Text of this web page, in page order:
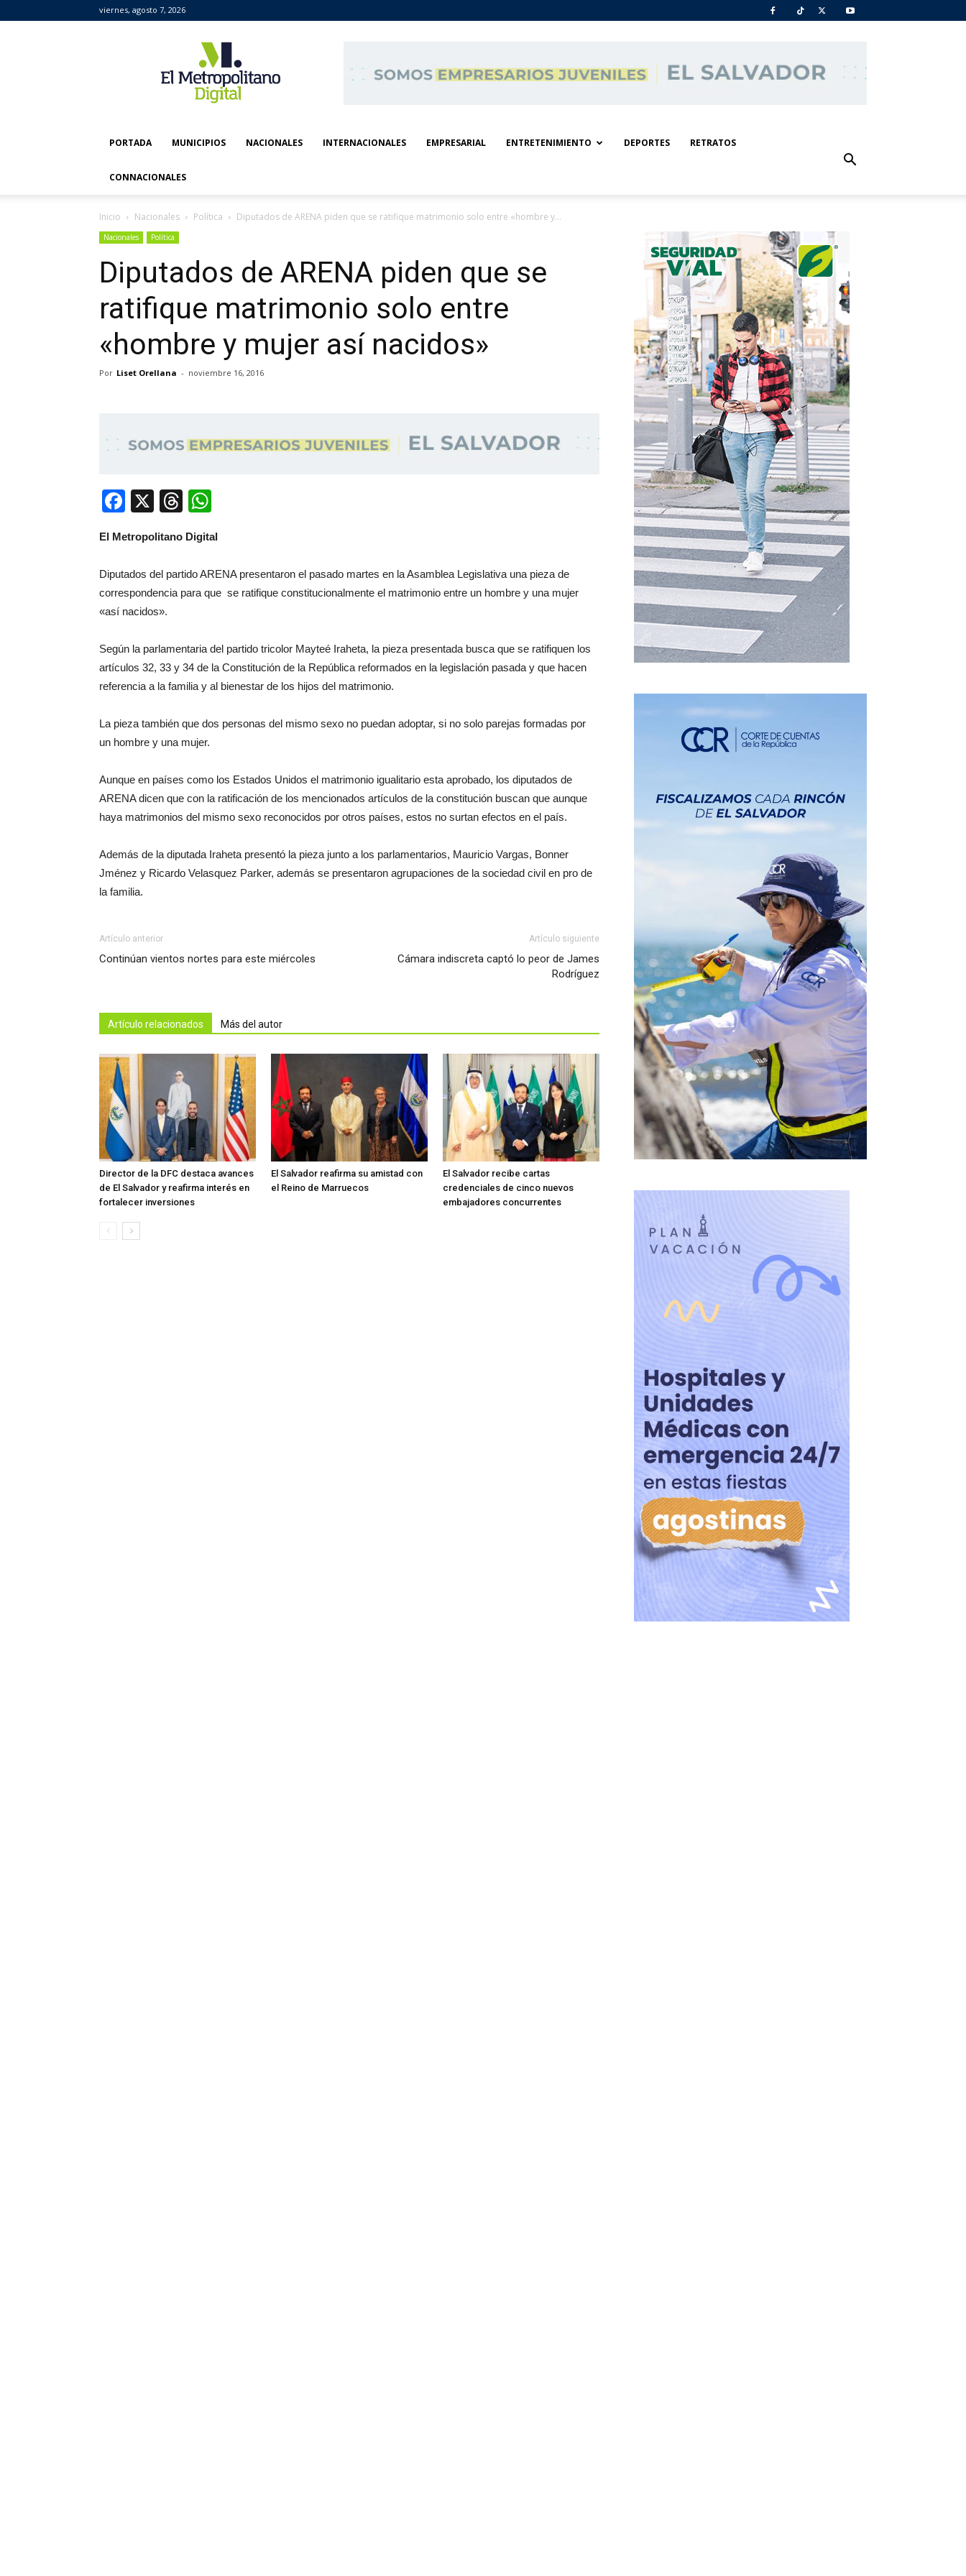
viernes, agosto 7, 2026
Metropolitano
Digital
PORTADA MUNICIPIOS NACIONALES INTERNACIONALES EMPRESARIAL ENTRETENIMIENTO DEPORTES RETRATOS
CONNACIONALES
Inicio Nacionales Política Diputados de ARENA piden que se ratifique matrimonio solo entre «hombre y...
Nacionales Política
Diputados de ARENA piden que se
ratifique matrimonio solo entre
«hombre y mujer así nacidos»
Por Liset Orellana - noviembre 16, 2016
Facebook
X Threads
El Metropolitano Digital
Diputados del partido ARENA presentaron el pasado martes en la Asamblea Legislativa una pieza de
correspondencia para que se ratifique constitucionalmente el matrimonio entre un hombre y una mujer
«así nacidos».
Según la parlamentaria del partido tricolor Mayteé Iraheta, la pieza presentada busca que se ratifiquen los
artículos 32, 33 y 34 de la Constitución de la República reformados en la legislación pasada y que hacen
referencia a la familia y al bienestar de los hijos del matrimonio.
La pieza también que dos personas del mismo sexo no puedan adoptar, si no solo parejas formadas por
un hombre y una mujer.
Aunque en países como los Estados Unidos el matrimonio igualitario esta aprobado, los diputados de
ARENA dicen que con la ratificación de los mencionados artículos de la constitución buscan que aunque
haya matrimonios del mismo sexo reconocidos por otros países, estos no surtan efectos en el país.
Además de la diputada Iraheta presentó la pieza junto a los parlamentarios, Mauricio Vargas, Bonner
Jménez y Ricardo Velasquez Parker, además se presentaron agrupaciones de la sociedad civil en pro de
la familia.
Artículo anterior
Continúan vientos nortes para este miércoles
Artículo siguiente
Cámara indiscreta captó lo peor de James
Rodríguez
Artículo relacionados Más del autor
Director de la DFC destaca avances
de El Salvador y reafirma interés en
fortalecer inversiones
El Salvador reafirma su amistad con
el Reino de Marruecos
El Salvador recibe cartas
credenciales de cinco nuevos
embajadores concurrentes